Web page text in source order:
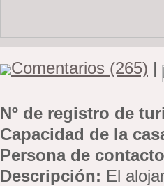
Comentarios (265) |
Nº de registro de
Capacidad de la
Persona de
Descripción: El